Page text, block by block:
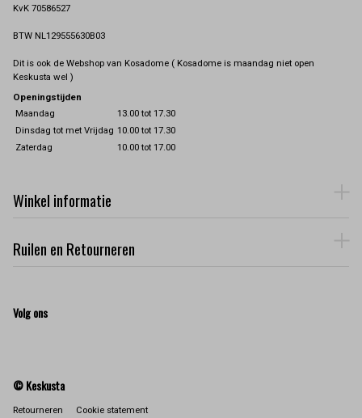
KvK 70586527
BTW NL129555630B03
Dit is ook de Webshop van Kosadome ( Kosadome is maandag niet open
Keskusta wel )
Openingstijden
Maandag
13.00 tot 17.30
Dinsdag tot met Vrijdag 10.00 tot 17.30
Zaterdag
10.00 tot 17.00
Winkel informatie
Ruilen en Retourneren
Volg ons
© Keskusta
Retourneren Cookie statement